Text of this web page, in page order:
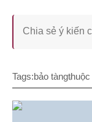
Tags:bảo tàngthuộc